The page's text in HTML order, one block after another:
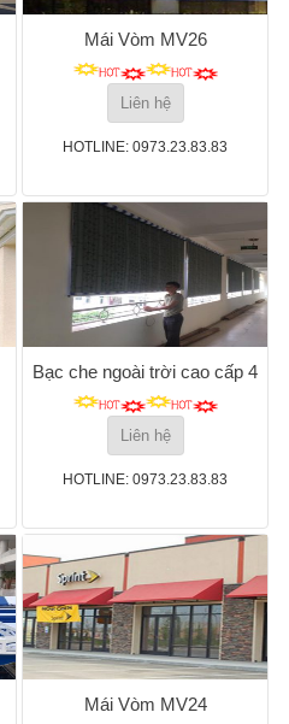
Mái Vòm MV26
Liên hệ
HOTLINE: 0973.23.83.83
Bạc che ngoài trời cao cấp 4
Liên hệ
HOTLINE: 0973.23.83.83
Mái Vòm MV24